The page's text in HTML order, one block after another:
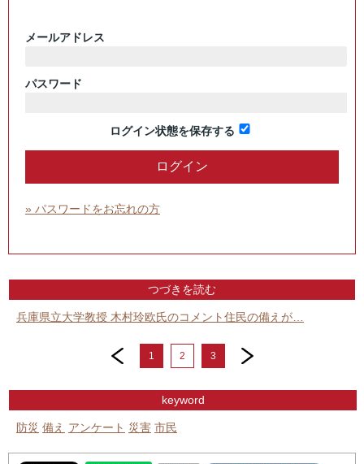
メールアドレス
パスワード
ログイン状態を保存する
» パスワードをお忘れの方
つづきを読む
兵庫県立大学教授 木村玲欧氏のコメント住民の備えが…
prev
1 2 3
next
keyword
防災 備え アンケート 災害 市民